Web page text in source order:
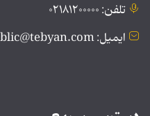
تلفن: ۰۲۱۸۱۲۰۰۰۰۰
ایمیل: public@tebyan.com